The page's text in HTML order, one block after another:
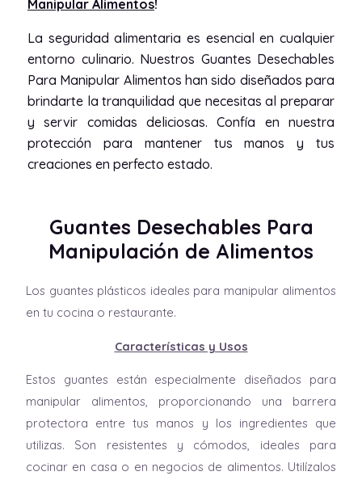
Manipular Alimentos!
La seguridad alimentaria es esencial en cualquier
entorno culinario. Nuestros Guantes Desechables
Para Manipular Alimentos han sido diseñados para
brindarte la tranquilidad que necesitas al preparar
y servir comidas deliciosas. Confía en nuestra
protección para mantener tus manos y tus
creaciones en perfecto estado.
Guantes Desechables Para
Manipulación de Alimentos
Los guantes plásticos ideales para manipular alimentos
en tu cocina o restaurante.
Características y Usos
Estos guantes están especialmente diseñados para
manipular alimentos, proporcionando una barrera
protectora entre tus manos y los ingredientes que
utilizas. Son resistentes y cómodos, ideales para
cocinar en casa o en negocios de alimentos. Utilízalos